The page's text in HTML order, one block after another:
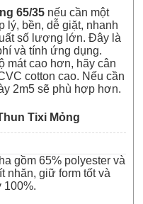
65/35 nếu cần một
lý, bền, dễ giặt, nhanh
số lượng lớn. Đây là
và tính ứng dụng.
mát cao hơn, hãy cân
cotton cao. Nếu cần
2m5 sẽ phù hợp hơn.
Tixi Mỏng
gồm 65% polyester và
nhăn, giữ form tốt và
100%.